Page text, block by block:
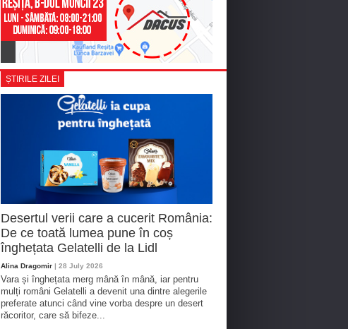
ȘTIRILE ZILEI
Desertul verii care a cucerit România:
De ce toată lumea pune în coș
înghețata Gelatelli de la Lidl
Alina Dragomir | 28 July 2026
Vara și înghețata merg mână în mână, iar pentru
mulți români Gelatelli a devenit una dintre alegerile
preferate atunci când vine vorba despre un desert
răcoritor, care să bifeze...